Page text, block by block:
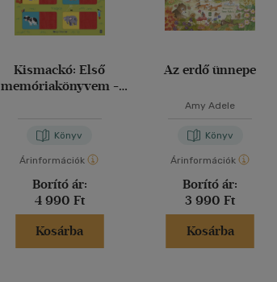
Kismackó: Első
memóriakönyvem -
Könyv
Árinformációk
Borító ár:
4 990 Ft
Kosárba
Az erdő ünnepe
Amy Adele
Könyv
Árinformációk
Borító ár:
3 990 Ft
Kosárba